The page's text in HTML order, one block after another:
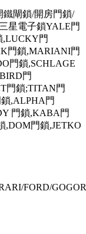
鐵閘鎖/開房門鎖/
星電子鎖YALE門
,LUCKY門
門鎖,MARIANI門
門鎖,SCHLAGE
門
門鎖;TITAN門
,ALPHA門
門鎖,KABA門
,DOM門鎖,JETKO
FORD/